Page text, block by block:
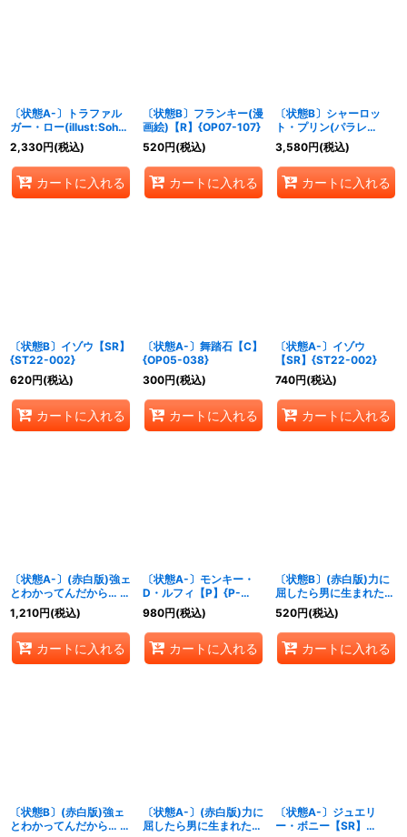
〔状態A-〕トラファル
ガー・ロー(illust:Sohei
Koji)【UC】{OP12-
106}
2,330円(税込)
カートに入れる
〔状態B〕フランキー(漫
画絵)【R】{OP07-107}
520円(税込)
カートに入れる
〔状態B〕シャーロッ
ト・プリン(パラレ
ル/illust:Hashimoto Q)
【SP】{OP06-047}
3,580円(税込)
カートに入れる
〔状態B〕イゾウ【SR】
{ST22-002}
620円(税込)
カートに入れる
〔状態A-〕舞踏石【C】
{OP05-038}
300円(税込)
カートに入れる
〔状態A-〕イゾウ
【SR】{ST22-002}
740円(税込)
カートに入れる
〔状態A-〕(赤白版)強ェ
とわかってんだから… 始
めから全開だ!!!【R】
{OP13-040}
1,210円(税込)
カートに入れる
〔状態A-〕モンキー・
D・ルフィ【P】{P-
108}
980円(税込)
カートに入れる
〔状態B〕(赤白版)力に
屈したら男に生まれた意
味がねェだろう【R】
{OP13-057}
520円(税込)
カートに入れる
〔状態B〕(赤白版)強ェ
とわかってんだから… 始
〔状態A-〕(赤白版)力に
屈したら男に生まれた意
〔状態A-〕ジュエリ
ー・ボニー【SR】